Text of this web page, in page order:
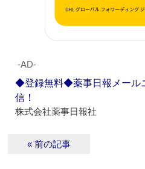
‐AD‐
◆登録無料◆薬事日報メール
信！
株式会社薬事日報社
« 前の記事